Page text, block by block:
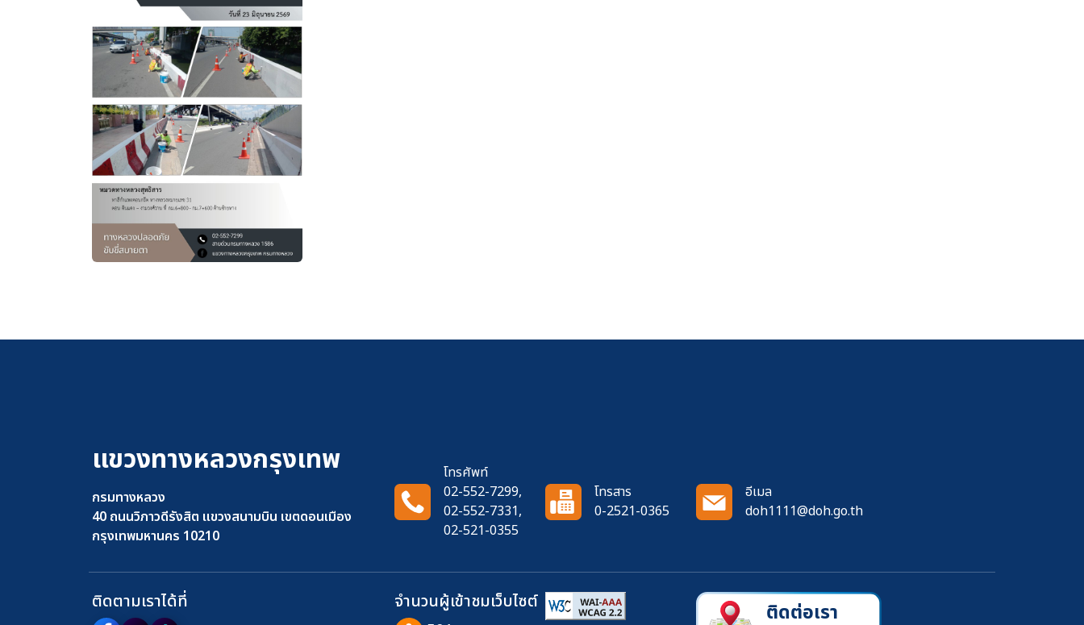
แขวงทางหลวงกรุงเทพ
กรมทางหลวง
40 ถนนวิภาวดีรังสิต แขวงสนามบิน เขตดอนเมือง
กรุงเทพมหานคร 10210
โทรศัพท์
02-552-7299,
02-552-7331,
02-521-0355
โทรสาร
0-2521-0365
อีเมล
doh1111@doh.go.th
ติดตามเราได้ที่
จำนวนผู้เข้าชมเว็บไซต์